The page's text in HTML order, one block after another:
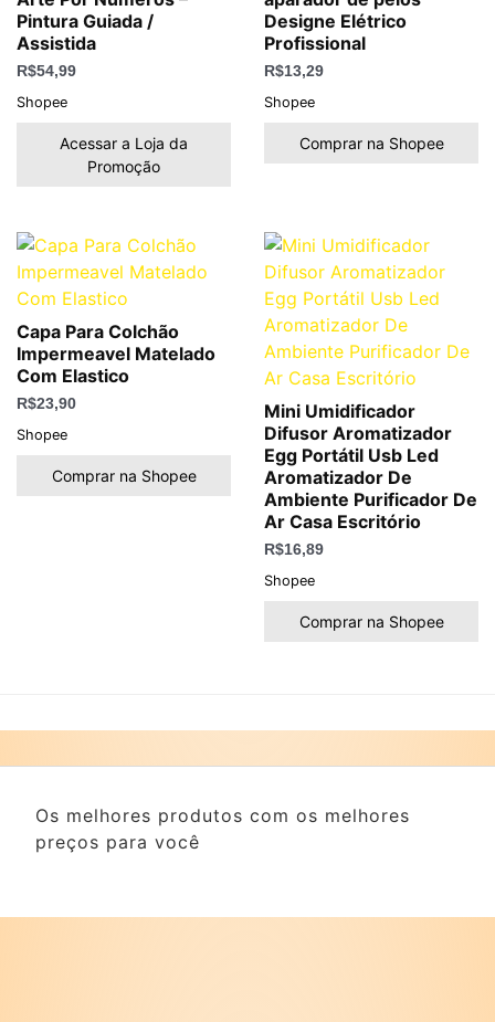
Pintura Guiada /
Assistida
R$54,99
Shopee
Acessar a Loja da
Promoção
Designe Elétrico
Profissional
R$13,29
Shopee
Comprar na Shopee
Capa Para Colchão
Impermeavel Matelado
Com Elastico
R$23,90
Shopee
Comprar na Shopee
Mini Umidificador
Difusor Aromatizador
Egg Portátil Usb Led
Aromatizador De
Ambiente Purificador De
Ar Casa Escritório
R$16,89
Shopee
Comprar na Shopee
Os melhores produtos com os melhores
preços para você